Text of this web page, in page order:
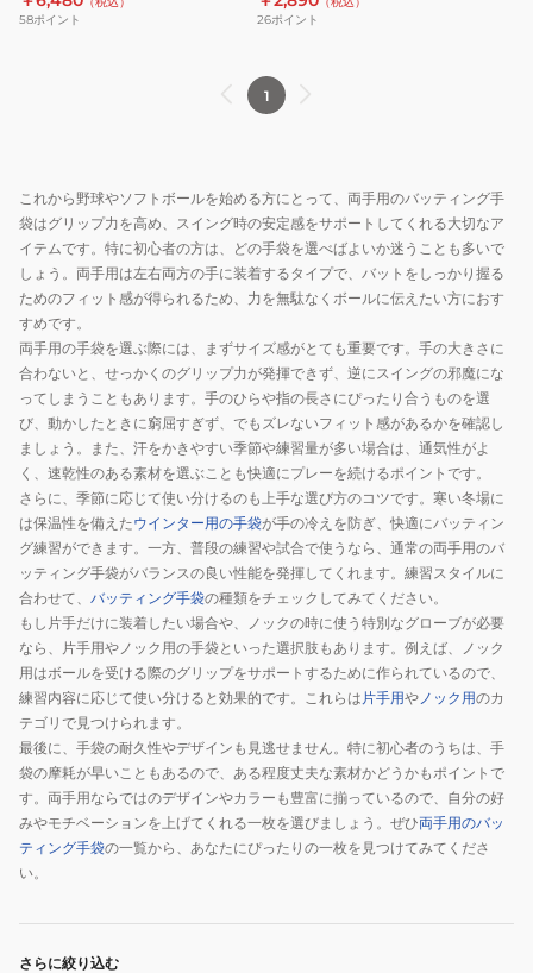
ー
ゴ
ー
ル
ド
ス
テ
ー
ジ
3121B297.103
58ポイント
グ
袋
3121B301.002.J
26ポイント
1
これから野球やソフトボールを始める方にとって、両手用のバッティング手
袋はグリップ力を高め、スイング時の安定感をサポートしてくれる大切なア
イテムです。特に初心者の方は、どの手袋を選べばよいか迷うことも多いで
しょう。両手用は左右両方の手に装着するタイプで、バットをしっかり握る
ためのフィット感が得られるため、力を無駄なくボールに伝えたい方におす
すめです。
両手用の手袋を選ぶ際には、まずサイズ感がとても重要です。手の大きさに
合わないと、せっかくのグリップ力が発揮できず、逆にスイングの邪魔にな
ってしまうこともあります。手のひらや指の長さにぴったり合うものを選
び、動かしたときに窮屈すぎず、でもズレないフィット感があるかを確認し
ましょう。また、汗をかきやすい季節や練習量が多い場合は、通気性がよ
く、速乾性のある素材を選ぶことも快適にプレーを続けるポイントです。
さらに、季節に応じて使い分けるのも上手な選び方のコツです。寒い冬場に
は保温性を備えたウインター用の手袋が手の冷えを防ぎ、快適にバッティン
グ練習ができます。一方、普段の練習や試合で使うなら、通常の両手用のバ
ッティング手袋がバランスの良い性能を発揮してくれます。練習スタイルに
合わせて、 バッティング手袋の種類をチェックしてみてください。
もし片手だけに装着したい場合や、ノックの時に使う特別なグローブが必要
なら、片手用やノック用の手袋といった選択肢もあります。例えば、ノック
用はボールを受ける際のグリップをサポートするために作られているので、
練習内容に応じて使い分けると効果的です。これらは 片手用やノック用のカ
テゴリで見つけられます。
最後に、手袋の耐久性やデザインも見逃せません。特に初心者のうちは、手
袋の摩耗が早いこともあるので、ある程度丈夫な素材かどうかもポイントで
す。両手用ならではのデザインやカラーも豊富に揃っているので、自分の好
みやモチベーションを上げてくれる一枚を選びましょう。ぜひ両手用のバッ
ティング手袋の一覧から、あなたにぴったりの一枚を見つけてみてくださ
い。
さらに絞り込む